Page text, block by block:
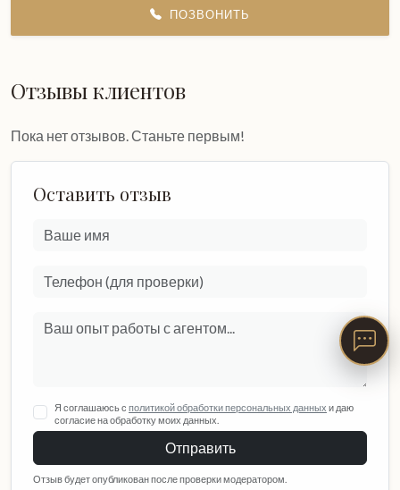
ПОЗВОНИТЬ
Отзывы клиентов
Пока нет отзывов. Станьте первым!
Оставить отзыв
Я соглашаюсь с политикой обработки персональных данных и даю
согласие на обработку моих данных.
Отправить
Отзыв будет опубликован после проверки модератором.